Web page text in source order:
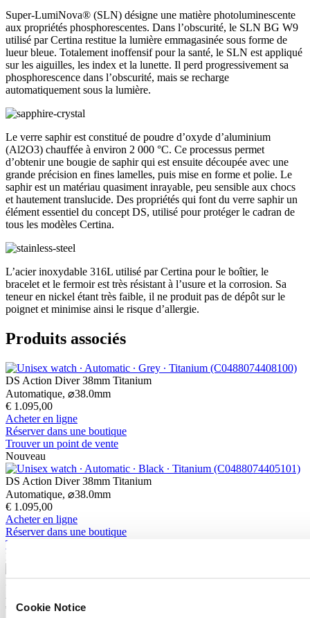
Cookie Notice
Super-LumiNova® (SLN) désigne une matière photoluminescente
aux propriétés phosphorescentes. Dans l’obscurité, le SLN BG W9
utilisé par Certina restitue la lumière emmagasinée sous forme de
lueur bleue. Totalement inoffensif pour la santé, le SLN est appliqué
sur les aiguilles, les index et la lunette. Il perd progressivement sa
phosphorescence dans l’obscurité, mais se recharge
automatiquement sous la lumière.
Le verre saphir est constitué de poudre d’oxyde d’aluminium
(Al2O3) chauffée à environ 2 000 °C. Ce processus permet
d’obtenir une bougie de saphir qui est ensuite découpée avec une
grande précision en fines lamelles, puis mise en forme et polie. Le
saphir est un matériau quasiment inrayable, peu sensible aux chocs
et hautement translucide. Des propriétés qui font du verre saphir un
élément essentiel du concept DS, utilisé pour protéger le cadran de
tous les modèles Certina.
L’acier inoxydable 316L utilisé par Certina pour le boîtier, le
bracelet et le fermoir est très résistant à l’usure et la corrosion. Sa
teneur en nickel étant très faible, il ne produit pas de dépôt sur le
poignet et minimise ainsi le risque d’allergie.
Produits associés
DS Action Diver 38mm Titanium
Automatique, ⌀38.0mm
€ 1.095,00
Acheter en ligne
Réserver dans une boutique
Trouver un point de vente
Nouveau
DS Action Diver 38mm Titanium
Automatique, ⌀38.0mm
€ 1.095,00
Acheter en ligne
Réserver dans une boutique
Trouver un point de vente
Nouveau
DS Action Diver 38mm Titanium
€ 1.095,00